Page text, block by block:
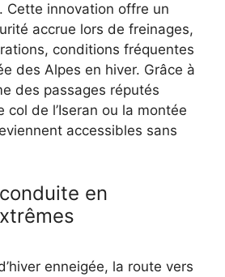
Cette innovation offre un
accrue lors de freinages,
conditions fréquentes
des Alpes en hiver. Grâce à
des passages réputés
col de l’Iseran ou la montée
accessibles sans
en
enneigée, la route vers